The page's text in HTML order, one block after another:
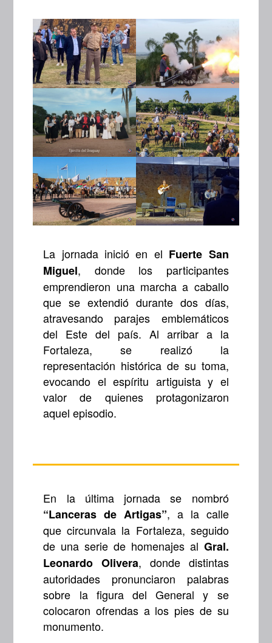
La jornada inició en el Fuerte San
Miguel, donde los participantes
emprendieron una marcha a caballo
que se extendió durante dos días,
atravesando parajes emblemáticos
del Este del país. Al arribar a la
Fortaleza, se realizó la
representación histórica de su toma,
evocando el espíritu artiguista y el
valor de quienes protagonizaron
aquel episodio.
En la última jornada se nombró
“Lanceras de Artigas”, a la calle
que circunvala la Fortaleza, seguido
de una serie de homenajes al Gral.
Leonardo Olivera, donde distintas
autoridades pronunciaron palabras
sobre la figura del General y se
colocaron ofrendas a los pies de su
monumento.